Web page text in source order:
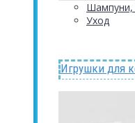
Шампуни,
Уход
Игрушки для